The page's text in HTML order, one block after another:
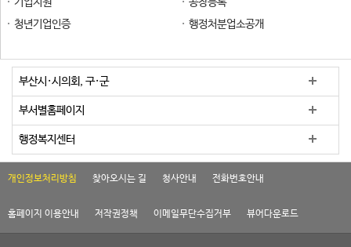
청년기업인증
행정처분업소공개
부산시·시의회, 구·군
부서별홈페이지
행정복지센터
개인정보처리방침 찾아오시는 길 청사안내 전화번호안내
홈페이지 이용안내 저작권정책 이메일무단수집거부 뷰어다운로드